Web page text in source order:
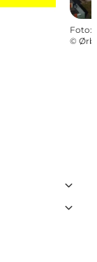
Foto:
©